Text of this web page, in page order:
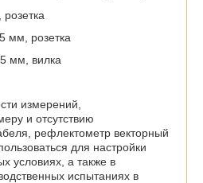
мм, розетка
мм, вилка
измерений,
и отсутствию
рефлектометр векторный
для настройки
условиях, а также в
испытаниях в